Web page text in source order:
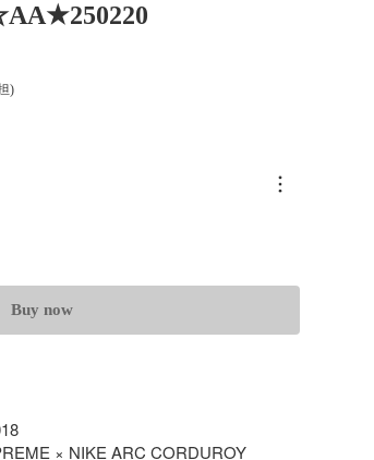
)
Buy now
× NIKE ARC CORDUROY